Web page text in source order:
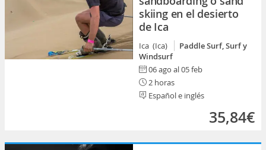
skiing en el desierto
de Ica
Ica (Ica)
Paddle Surf, Surf y
Windsurf
06 ago al 05 feb
2 horas
Español e inglés
35,84€